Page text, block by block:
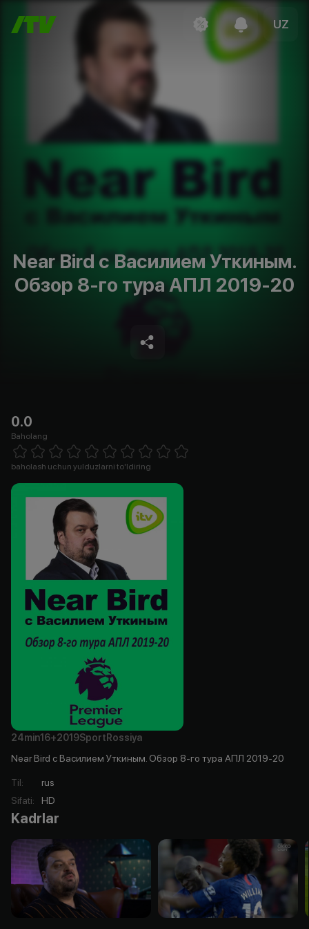
UZ
Near Bird с Василием Уткиным.
Обзор 8-го тура АПЛ 2019-20
0.0
Baholang
1 Star 2 Stars 3 Stars 4 Stars5 Stars 6 Stars7 Stars8 Stars
baholash uchun yulduzlarni to'ldiring
24min16+2019Sport Rossiya
Near Bird с Василием Уткиным. Обзор 8-го тура АПЛ 2019-20
Til:
rus
Sifati: HD
Kadrlar